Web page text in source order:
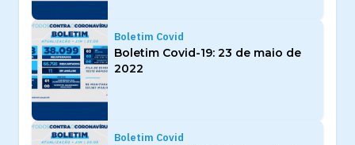
Boletim Covid
Boletim Covid-19: 23 de maio de
2022
Boletim Covid